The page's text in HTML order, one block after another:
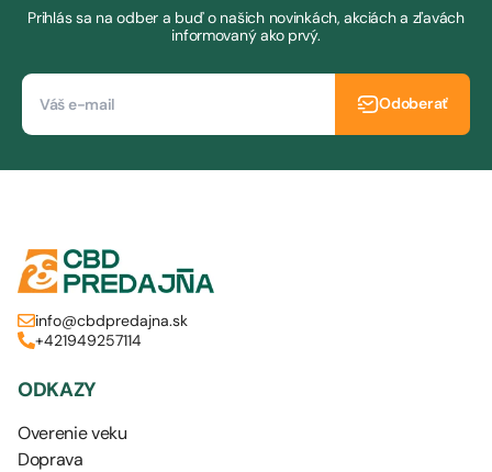
Prihlás sa na odber a buď o našich novinkách, akciách a zľavách
informovaný ako prvý.
Odoberať
info@cbdpredajna.sk
+421949257114
ODKAZY
Overenie veku
Doprava